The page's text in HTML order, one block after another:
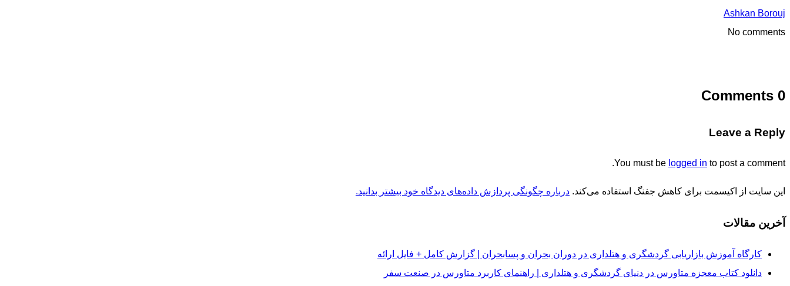
Ashkan Borouj
No comments
0 Comments
Leave a Reply
You must be logged in to post a comment.
این سایت از اکیسمت برای کاهش جفنگ استفاده می‌کند. درباره چگونگی پردازش داده‌های دیدگاه خود بیشتر بدانید.
آخرین مقالات
کارگاه آموزش بازاریابی گردشگری و هتلداری در دوران بحران و پسابحران | گزارش کامل + فایل ارائه
دانلود کتاب معجزه متاورس در دنیای گردشگری و هتلداری | راهنمای کاربرد متاورس در صنعت سفر